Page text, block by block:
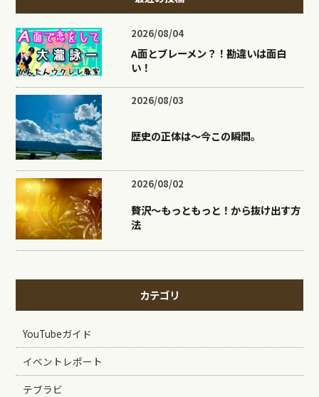
2026/08/04
A面とブレーメン？！勘違いは面白
い！
2026/08/03
歴史の正体は〜今この瞬間。
2026/08/02
贅沢〜もっともっと！から抜け出す方
法
カテゴリ
YouTubeガイド
イベントレポート
テブラビ